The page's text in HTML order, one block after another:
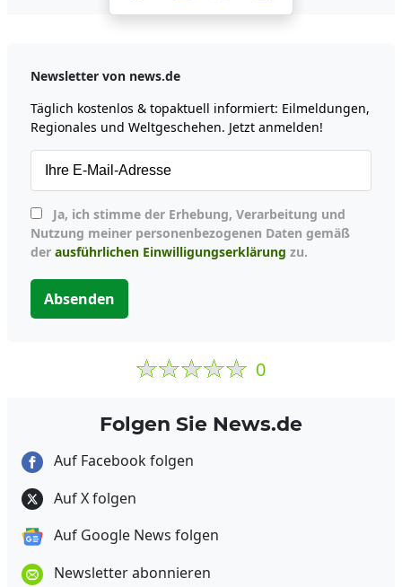
Newsletter von news.de
Täglich kostenlos & topaktuell informiert: Eilmeldungen,
Regionales und Weltgeschehen. Jetzt anmelden!
Nutzung meiner personenbezogenen Daten gemäß
der ausführlichen Einwilligungserklärung zu.
Absenden
0
Folgen Sie News.de
Auf Facebook folgen
Auf X folgen
Auf Google News folgen
Newsletter abonnieren